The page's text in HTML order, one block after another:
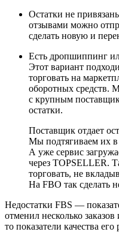
Остатки не
отзывами можно
сделать новую и
Есть дропшиппинг
Этот вариант
торговать на
оборотных средств.
с крупным
остатки.
Поставщик отдает
Мы подтягиваем их
А уже сервис
через TOPSELLER.
торговать, не
На FBO так сделать
Недостатки FBS —
отменил несколько
то показатели качества